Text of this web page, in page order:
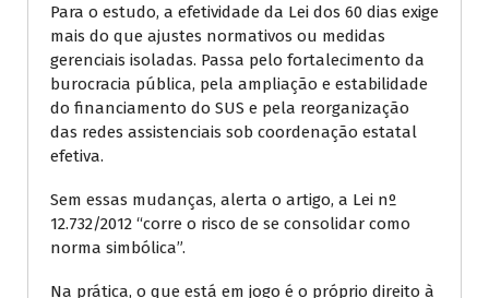
Para o estudo, a efetividade da Lei dos 60 dias exige
mais do que ajustes normativos ou medidas
gerenciais isoladas. Passa pelo fortalecimento da
burocracia pública, pela ampliação e estabilidade
do financiamento do SUS e pela reorganização
das redes assistenciais sob coordenação estatal
efetiva.
Sem essas mudanças, alerta o artigo, a Lei nº
12.732/2012 “corre o risco de se consolidar como
norma simbólica”.
Na prática, o que está em jogo é o próprio direito à